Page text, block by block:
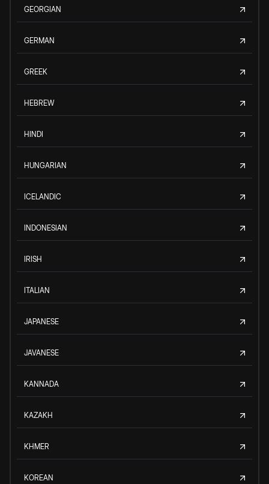
GEORGIAN
GERMAN
GREEK
HEBREW
HINDI
HUNGARIAN
ICELANDIC
INDONESIAN
IRISH
ITALIAN
JAPANESE
JAVANESE
KANNADA
KAZAKH
KHMER
KOREAN